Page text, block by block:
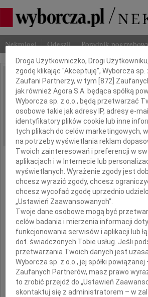
Nekrologi Odeszli Poradnik
IMIĘ I NAZWISKO: Edward
REGION: Poznań
DATA EMISJI: 22.05.2014
17 maja
w
prof.
Edward
Profesor Wydziału
Uniwersytetu im.
bez reszty oddany nauce oraz
Dbamy o Twoją prywatność
Droga Użytkowniczko, Drogi
zgodę klikając "Akceptuję", Wyborcza sp.
Zaufani Partnerzy, w tym [872 ]
jak również Agora S.A. będąca spółką
Wyborcza sp. z o.o., będą przetwarzać
osobowe takie jak adresy IP, adresy e-
identyfikatory plików cookie lub inne
tych plikach do celów marketingowych,
na potrzeby wyświetlania reklam
Twoich zainteresowań i preferencji w
aplikacjach i w Internecie lub
wyświetlanych. Wyrażenie zgody jest
chcesz wyrazić zgody, chcesz
chcesz wycofać zgodę uprzednio
„Ustawień Zaawansowanych”.
Twoje dane osobowe mogą być
celów badania i mierzenia informacji
funkcjonowania serwisów i aplikacji lub
dot. świadczonych Tobie usług. Jeśli
przetwarzania Twoich danych jest
Wyborcza sp. z o.o., jej spółki powiązanej
Zaufanych Partnerów, masz prawo
to zrobić przejdź do „Ustawień
skontaktuj się z administratorem – w